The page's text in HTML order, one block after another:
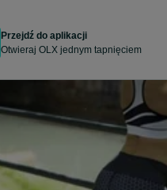
Przejdź do aplikacji
Otwieraj OLX jednym tapnięciem